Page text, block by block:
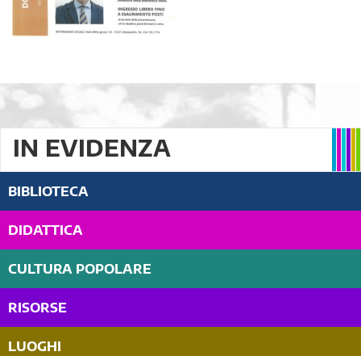
IN EVIDENZA
BIBLIOTECA
DIDATTICA
CULTURA POPOLARE
RISORSE
LUOGHI